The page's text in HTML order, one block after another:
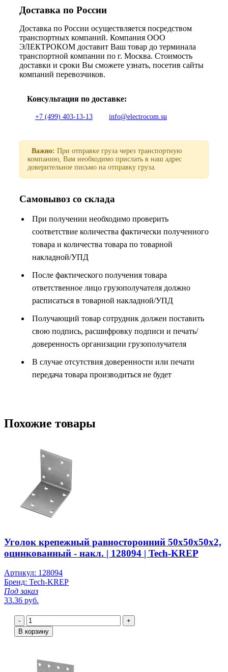
Доставка по России
Доставка по России осуществляется посредством
транспортных компаний. Компания ООО
ЭЛЕКТРОКОМ доставит Ваш товар до терминала
транспортной компании по г. Москва. Стоимость
доставки и сроки Вы сможете узнать, посетив сайты
компаний перевозчиков.
Консультация по доставке:
+7 (499) 403-13-13 info@electrocom.su
Важно: При отправке груза через транспортную
компанию, Вам необходимо прислать в наш адрес
доверительное письмо на отправку груза.
Самовывоз со склада
При получении необходимо проверить
соответствие количества фактически полученного
товара и количества товара по товарной
накладной/УПД
После фактического получения товара
ответственное лицо грузополучателя должно
расписаться в товарной накладной/УПД
Получающий товар сотрудник должен поставить
свою подпись, расшифровку подписи и печать/
доверенность организации грузополучателя
В случае отсутствия доверенности или печати
передача товара производиться не будет
Похожие товары
Уголок крепежный равносторонний 50х50х50х2,
оцинкованный - накл. | 128094 | Tech-KREP
Артикул: 128094
Бренд: Tech-KREP
Под заказ
33.36 руб.
-
+
В корзину